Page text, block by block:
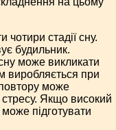
чотири стадії сну.
будильник.
може викликати
виробляється при
може
стресу. Якщо високий
підготувати